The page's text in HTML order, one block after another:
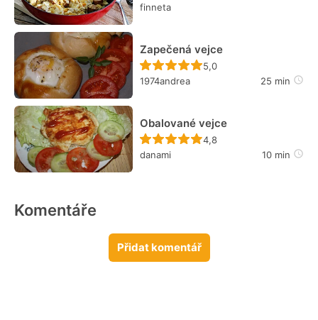
finneta
Zapečená vejce
Recept ještě nebyl
5,0
1974andrea
25 min
Obalované vejce
Recept ještě nebyl
4,8
danami
10 min
Komentáře
Přidat komentář